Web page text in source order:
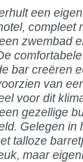
een
compleet
zwembad
comfortabele
bar creëren
van
voor dit
gezellige
Gelegen in
talloze
maar